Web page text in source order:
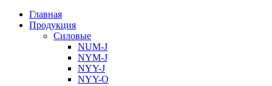
Главная
Продукция
Силовые
NUM-J
NYM-J
NYY-J
NYY-O